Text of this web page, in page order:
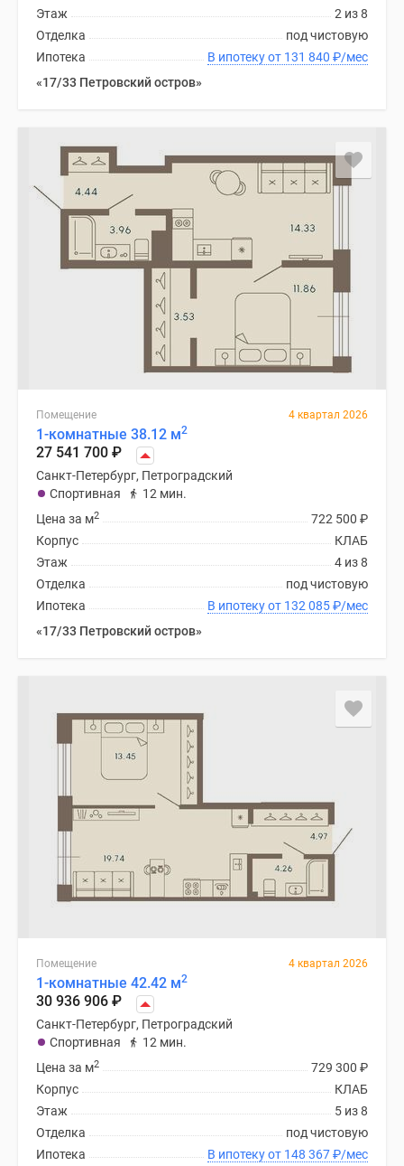
2 из 8
Этаж
под чистовую
Отделка
В ипотеку от 131 840 ₽/мес
Ипотека
«17/33 Петровский остров»
Помещение 4 квартал 2026
1-комнатные 38.12 м2
27 541 700 ₽
Санкт-Петербург, Петроградский
Спортивная
12 мин.
722 500 ₽
Цена за м2
КЛАБ
Корпус
4 из 8
Этаж
под чистовую
Отделка
В ипотеку от 132 085₽/мес
Ипотека
«17/33 Петровский остров»
Помещение 4 квартал 2026
1-комнатные 42.42 м2
30 936 906 ₽
Санкт-Петербург, Петроградский
Спортивная
12 мин.
729 300 ₽
Цена за м2
КЛАБ
Корпус
5 из 8
Этаж
под чистовую
Отделка
В ипотеку от 148 367₽/мес
Ипотека